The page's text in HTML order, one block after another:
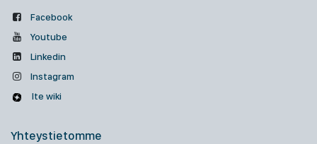
Facebook
Youtube
Linkedin
Instagram
Ite wiki
Yhteystietomme